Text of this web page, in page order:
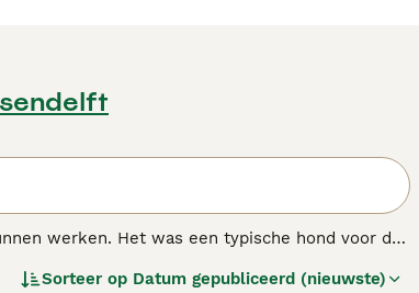
werken. Het was een typische hond voor de
en temperamentvol. Hij kan gebruikt
Sorteer op Datum gepubliceerd (nieuwste)